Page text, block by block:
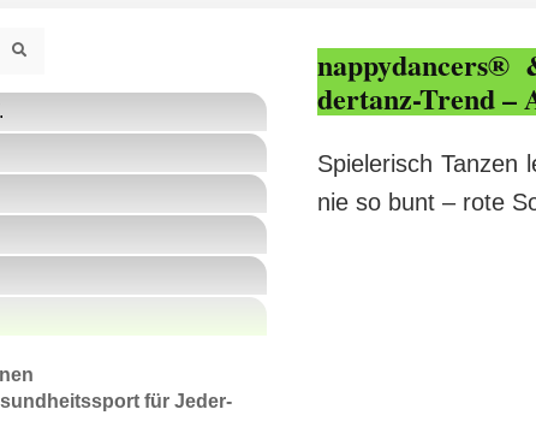
r
für Je­der­
nappy­dancers®
der­­tanz-Trend –
Spielerisch Tanzen
nie so bunt – rote